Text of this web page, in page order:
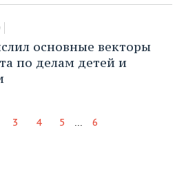
основные векторы
по делам детей и
3 4 5 ... 6